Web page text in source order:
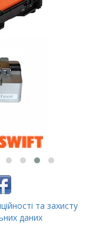
та захисту
даних